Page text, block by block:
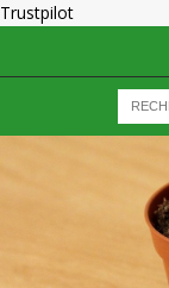
Trustpilot